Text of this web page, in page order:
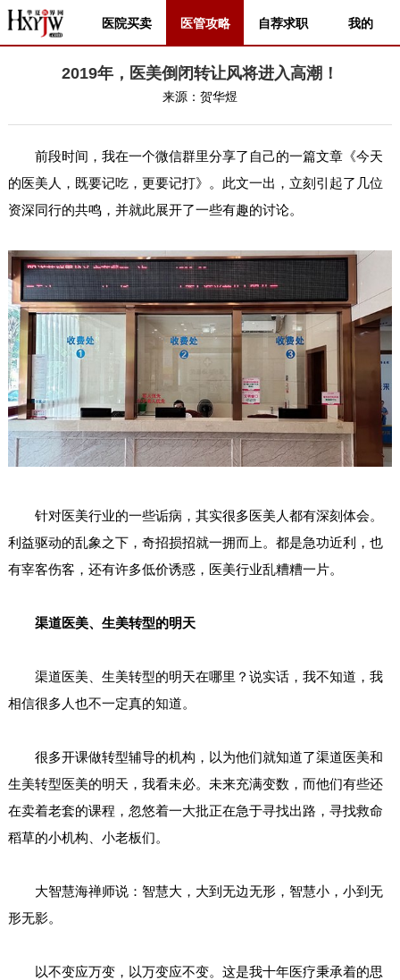
医院买卖 医管攻略 自荐求职 我的
2019年，医美倒闭转让风将进入高潮！
来源： 贺华煜
前段时间，我在一个微信群里分享了自己的一篇文章《今天
的医美人，既要记吃，更要记打》。此文一出，立刻引起了几位
资深同行的共鸣，并就此展开了一些有趣的讨论。
针对医美行业的一些诟病，其实很多医美人都有深刻体会。
利益驱动的乱象之下，奇招损招就一拥而上。都是急功近利，也
有宰客伤客，还有许多低价诱惑，医美行业乱糟糟一片。
渠道医美、生美转型的明天
渠道医美、生美转型的明天在哪里？说实话，我不知道，我
相信很多人也不一定真的知道。
很多开课做转型辅导的机构，以为他们就知道了渠道医美和
生美转型医美的明天，我看未必。未来充满变数，而他们有些还
在卖着老套的课程，忽悠着一大批正在急于寻找出路，寻找救命
稻草的小机构、小老板们。
大智慧海禅师说：智慧大，大到无边无形，智慧小，小到无
形无影。
以不变应万变，以万变应不变。这是我十年医疗秉承着的思